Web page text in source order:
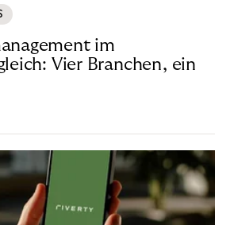
im
Vier Branchen, ein